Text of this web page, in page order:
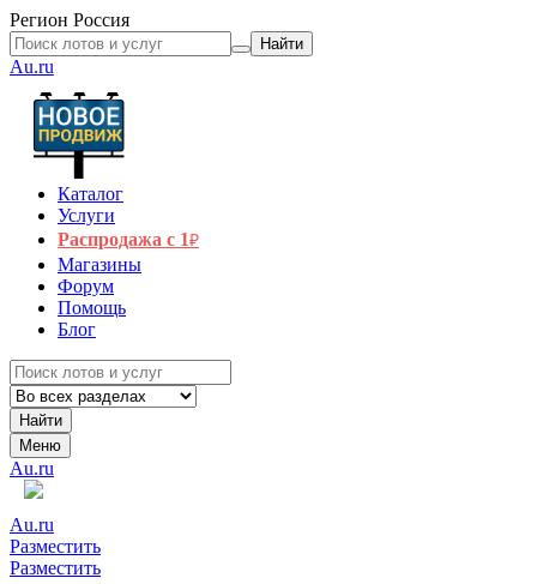
Регион Россия
Найти
Au.ru
Каталог
Услуги
Распродажа с 1₽
Магазины
Форум
Помощь
Блог
Найти
Меню
Au.ru
Au.ru
Разместить
Разместить